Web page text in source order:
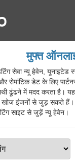
मुफ्त
सेवा न्यू हेवेन, यूनाइटेड
रोमांटिक डेट के लिए
ढूंढने में मदद करता है।
खोज इंजनों से जुड़ सकते
साइट से जुड़ें न्यू हेवेन।